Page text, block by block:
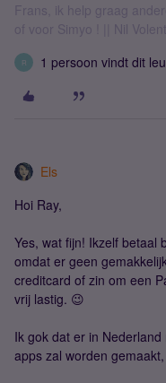
Frans, ik help graag
of voor Simyo ! || Nil
R 1 persoon vindt dit
Els
Hoi Ray,
Yes, wat fijn! Ikzelf betaal
omdat er geen
creditcard of zin om een
vrij lastig. 😉
Ik gok dat er in
apps zal worden